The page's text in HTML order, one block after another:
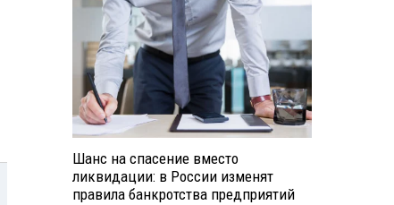
Шанс на спасение вместо
ликвидации: в России изменят
правила банкротства предприятий